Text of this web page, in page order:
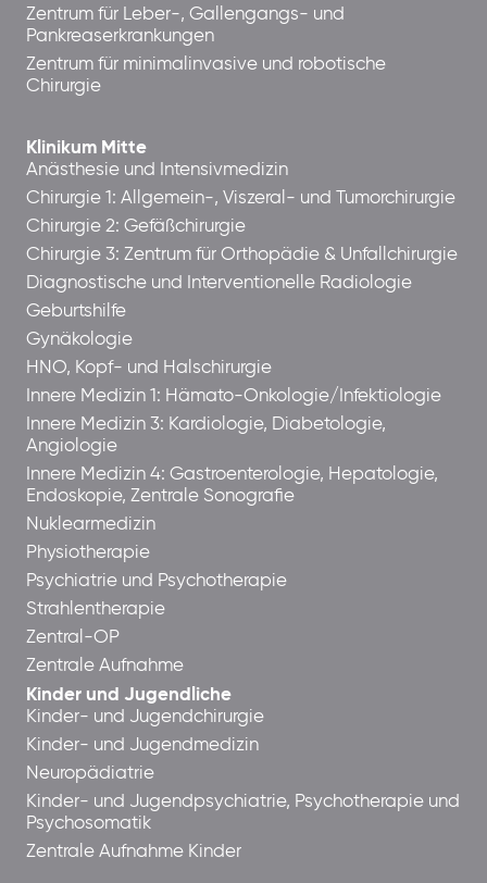
Zentrum für Leber-, Gallengangs- und
Pankreaserkrankungen
Zentrum für minimalinvasive und robotische
Chirurgie
Klinikum Mitte
Anästhesie und Intensivmedizin
Chirurgie 1: Allgemein-, Viszeral- und Tumorchirurgie
Chirurgie 2: Gefäßchirurgie
Chirurgie 3: Zentrum für Orthopädie & Unfallchirurgie
Diagnostische und Interventionelle Radiologie
Geburtshilfe
Gynäkologie
HNO, Kopf- und Halschirurgie
Innere Medizin 1: Hämato-Onkologie/Infektiologie
Innere Medizin 3: Kardiologie, Diabetologie,
Angiologie
Innere Medizin 4: Gastroenterologie, Hepatologie,
Endoskopie, Zentrale Sonografie
Nuklearmedizin
Physiotherapie
Psychiatrie und Psychotherapie
Strahlentherapie
Zentral-OP
Zentrale Aufnahme
Kinder und Jugendliche
Kinder- und Jugendchirurgie
Kinder- und Jugendmedizin
Neuropädiatrie
Kinder- und Jugendpsychiatrie, Psychotherapie und
Psychosomatik
Zentrale Aufnahme Kinder